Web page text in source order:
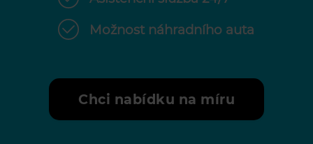
Možnost náhradního auta
Chci nabídku na míru